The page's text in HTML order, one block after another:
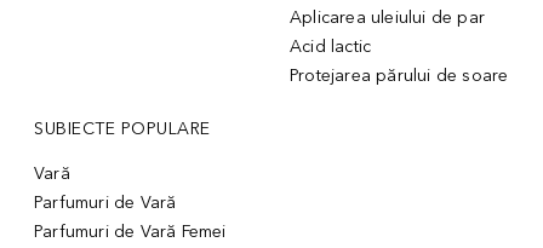
Aplicarea uleiului de par
Acid lactic
Protejarea părului de soare
SUBIECTE POPULARE
Vară
Parfumuri de Vară
Parfumuri de Vară Femei